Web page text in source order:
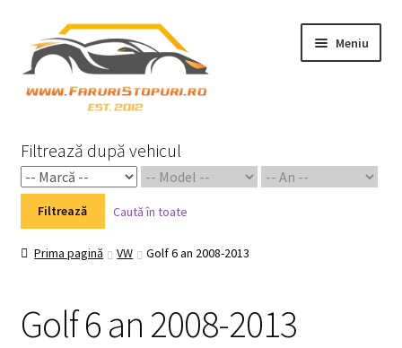
navigare
conținut
Meniu
Cart
Checkout
My Account
Filtrează după vehicul
Filtrează Caută în toate
Prima pagină VW Golf 6 an 2008-2013
Golf 6 an 2008-2013